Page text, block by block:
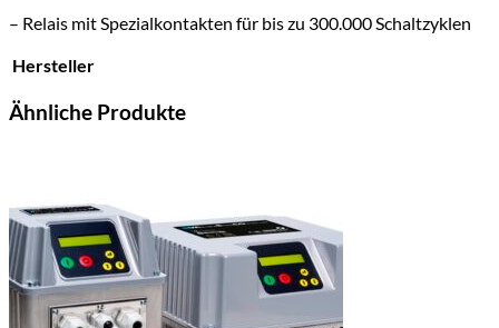
– Relais mit Spezialkontakten für bis zu 300.000 Schaltzyklen
Hersteller
Ähnliche Produkte